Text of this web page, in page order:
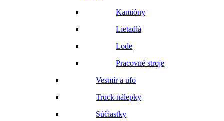
Kamióny
Lietadlá
Lode
Pracovné stroje
Vesmír a ufo
Truck nálepky
Súčiastky